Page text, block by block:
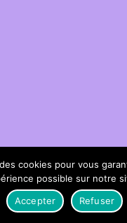
cookies pour vous
possible sur notre
Accepter
Refuser